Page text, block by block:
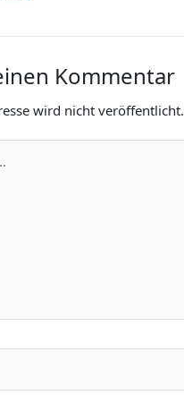
Kommentar
wird nicht veröffentlicht.